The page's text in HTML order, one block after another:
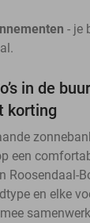
- je
in de
korting
een
Roosendaal-
en elke